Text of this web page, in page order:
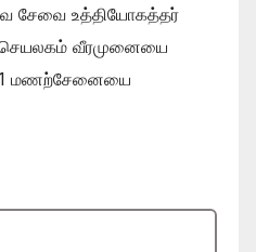
சேவை உத்தியோகத்தர்
செயலகம் வீரமுனையை
1 மணற்சேனையை